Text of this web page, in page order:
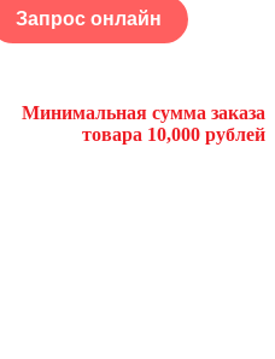
Запрос онлайн
Минимальная сумма заказа
товара 10,000 рублей